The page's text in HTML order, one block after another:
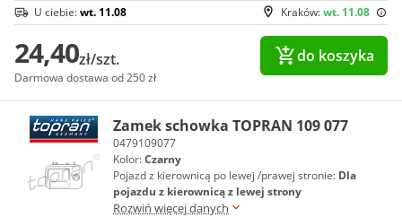
Kraków:wt. 11.08
U ciebie:wt. 11.08
24,40zł/szt.
Darmowa dostawa od 250 zł
do koszyka
Zamek schowka TOPRAN 109 077
0479109077
Kolor:Czarny
Pojazd z kierownicą po lewej /prawej stronie: Dla
pojazdu z kierownicą z lewej strony
Rozwiń więcej danych